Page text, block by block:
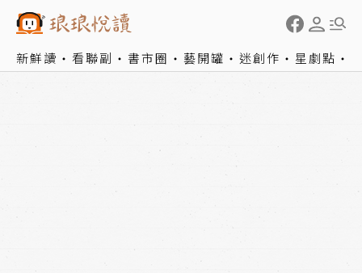
新鮮讀 看聯副 書市圈 藝開罐 迷創作 星劇點